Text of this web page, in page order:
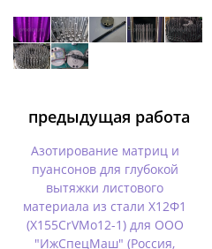
предыдущая работа
Азотирование матриц и
пуансонов для глубокой
вытяжки листового
материала из стали Х12Ф1
(X155CrVMo12-1) для ООО
"ИжСпецМаш" (Россия,